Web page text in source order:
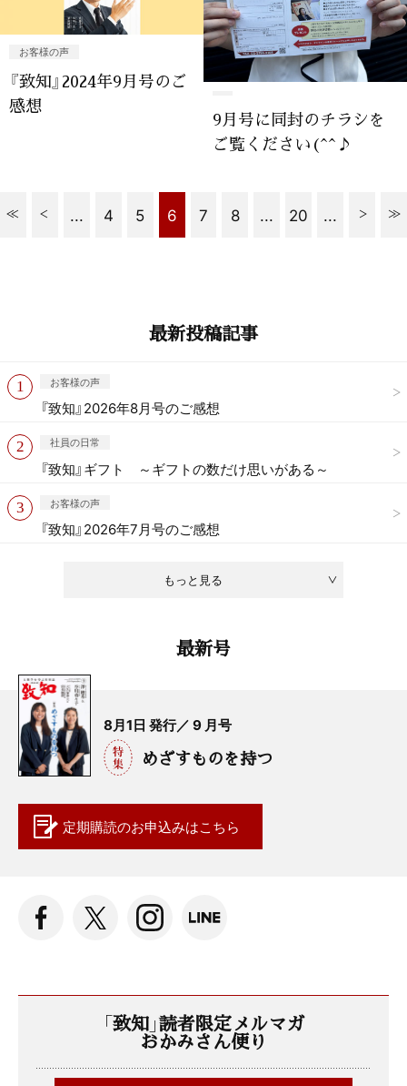
お客様の声
『致知』2024年9月号のご
感想
9月号に同封のチラシを
ご覧ください(^^♪
... 4 5 6 7 8 ... 20 ...
最新投稿記事
もっと見る
お客様の声
『致知』2026年8月号のご感想
社員の日常
『致知』ギフト ～ギフトの数だけ思いがある～
お客様の声
『致知』2026年7月号のご感想
最新号
8月1日 発行／ 9 月号
めざすものを持つ
定期購読のお申込みはこちら
「致知」読者限定メルマガ
おかみさん便り